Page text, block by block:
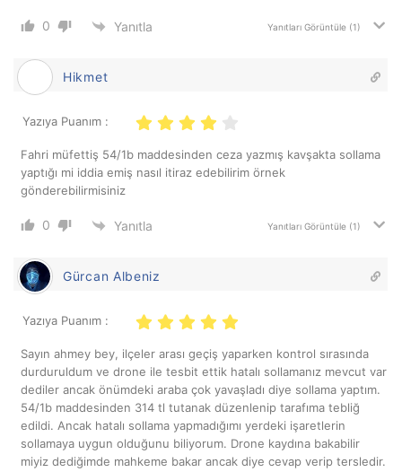
0 Yanıtla Yanıtları Görüntüle (1)
Hikmet
Yazıya Puanım :
Fahri müfettiş 54/1b maddesinden ceza yazmış kavşakta sollama
yaptığı mi iddia emiş nasıl itiraz edebilirim örnek
gönderebilirmisiniz
0 Yanıtla Yanıtları Görüntüle (1)
Gürcan Albeniz
Yazıya Puanım :
Sayın ahmey bey, ilçeler arası geçiş yaparken kontrol sırasında
durduruldum ve drone ile tesbit ettik hatalı sollamanız mevcut var
dediler ancak önümdeki araba çok yavaşladı diye sollama yaptım.
54/1b maddesinden 314 tl tutanak düzenlenip tarafıma tebliğ
edildi. Ancak hatalı sollama yapmadığımı yerdeki işaretlerin
sollamaya uygun olduğunu biliyorum. Drone kaydına bakabilir
miyiz dediğimde mahkeme bakar ancak diye cevap verip tersledir.